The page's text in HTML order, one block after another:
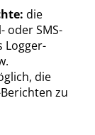
die
oder SMS-
Logger-
die
zu